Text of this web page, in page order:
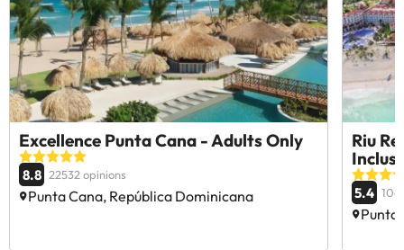
Excellence Punta Cana - Adults Only
8.8 22532 opinions
Punta Cana, República Dominicana
Riu
5.4
Punta